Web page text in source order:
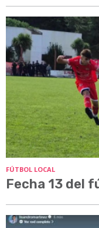
FÚTBOL LOCAL
Fecha 13 del